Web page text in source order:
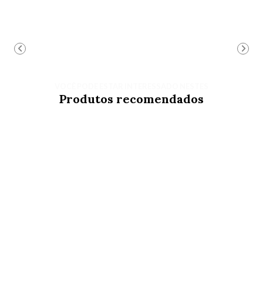
Produtos recomendados